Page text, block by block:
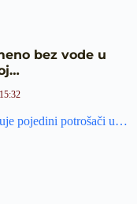
bez vode u